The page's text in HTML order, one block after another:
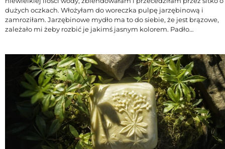
dużych oczkach. Włożyłam do woreczka pulpę jarzębinową i
zamroziłam. Jarzębinowe mydło ma to do siebie, że jest brązowe,
zależało mi żeby rozbić je jakimś jasnym kolorem. Padło…